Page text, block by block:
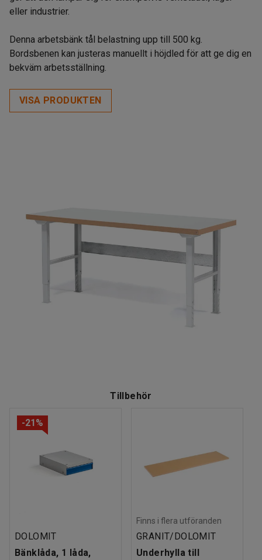
eller industrier.
Denna arbetsbänk tål belastning upp till 500 kg.
Bordsbenen kan justeras manuellt i höjdled för att ge dig en
bekväm arbetsställning.
VISA PRODUKTEN
Tillbehör
-21%
DOLOMIT
Bänklåda, 1 låda,
Finns i flera utföranden
GRANIT/DOLOMIT
Underhylla till